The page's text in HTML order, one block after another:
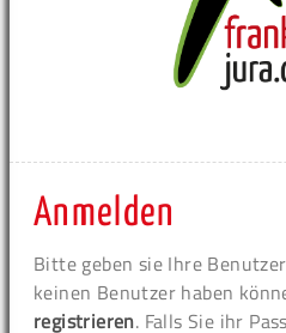
Anmelden
Bitte geben sie Ihre
keinen Benutzer haben
registrieren. Falls Sie ihr